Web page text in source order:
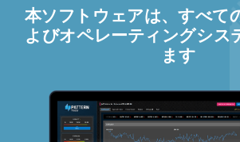
本ソフトウェアは、すべて
よびオペレーティングシス
ます